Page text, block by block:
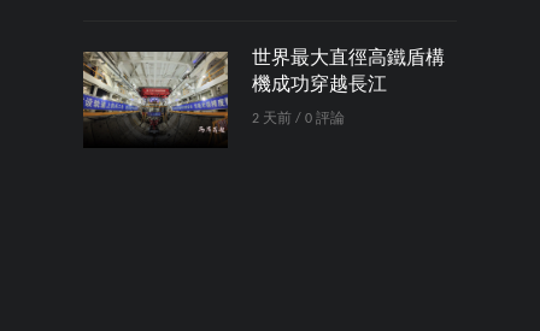
世界最大直徑高鐵盾構
機成功穿越長江
2 天前 / 0 評論